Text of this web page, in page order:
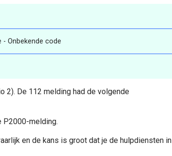
- Onbekende code
2). De 112 melding had de volgende
P2000-melding.
en de kans is groot dat je de hulpdiensten in